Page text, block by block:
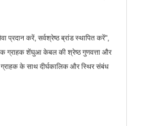
प्रदान करें, सर्वश्रेष्ठ ब्रांड स्थापित करें",
ग्राहक शेंघुआ केबल की श्रेष्ठ गुणवत्ता और
के साथ दीर्घकालिक और स्थिर संबंध